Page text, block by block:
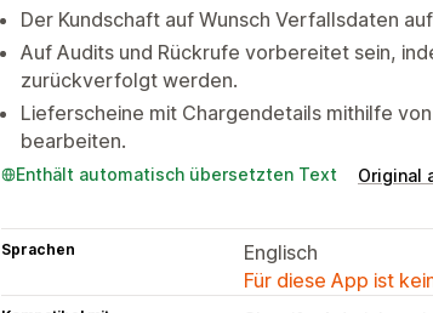
Der Kundschaft auf Wunsch Verfallsdaten
Auf Audits und Rückrufe vorbereitet sein,
zurückverfolgt werden.
Lieferscheine mit Chargendetails mithilfe
bearbeiten.
Enthält automatisch übersetzten Text Original
Sprachen
Englisch
Für diese App ist